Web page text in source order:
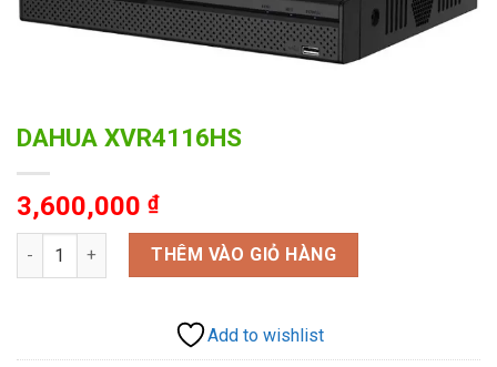
DAHUA XVR4116HS
3,600,000 ₫
DAHUA XVR4116HS số lượngTHÊM VÀO GIỎ HÀNG
Add to wishlist